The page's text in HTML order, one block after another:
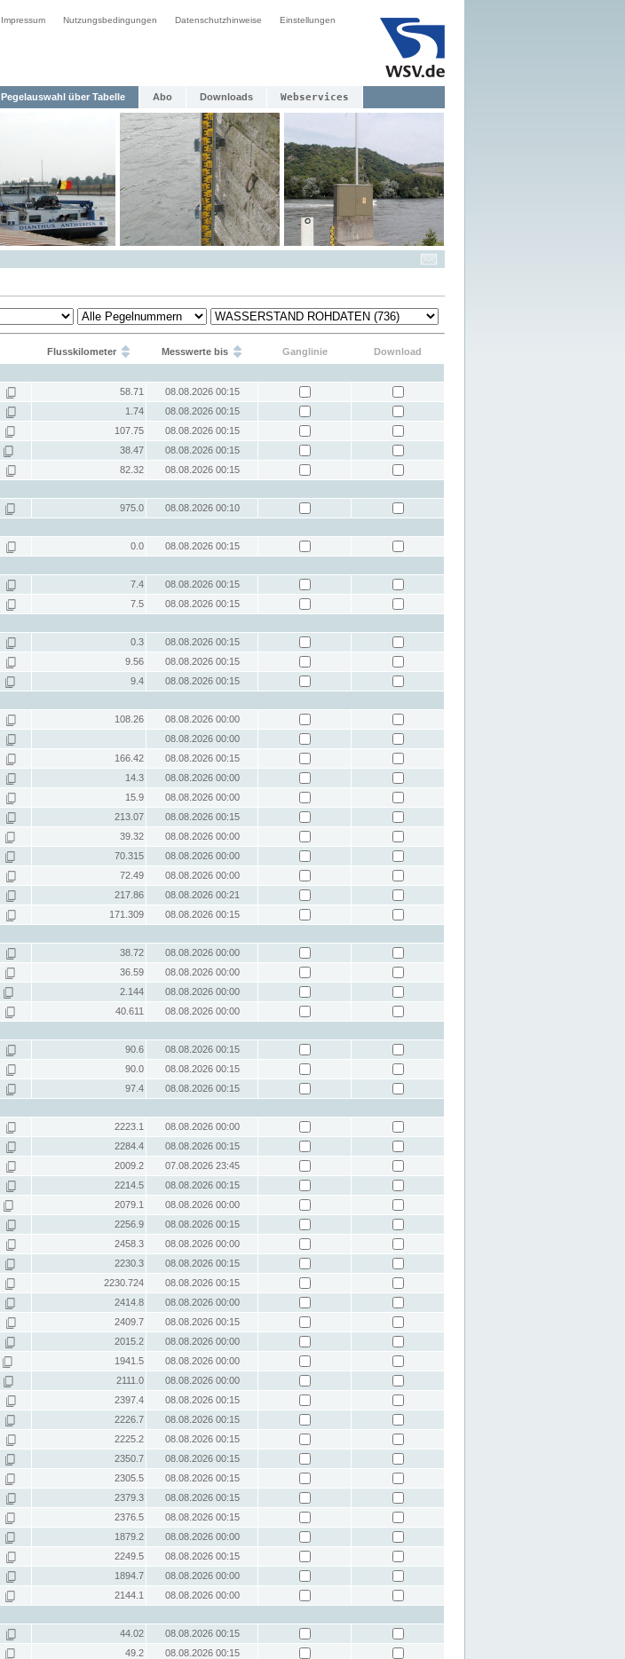
Impressum Nutzungsbedingungen Datenschutzhinweise Einstellungen
Pegelauswahl über Tabelle Abo Downloads Webservices
Flusskilometer Messwerte bis Ganglinie
Download
58.71
08.08.2026 00:15
1.74
08.08.2026 00:15
107.75
08.08.2026 00:15
38.47
08.08.2026 00:15
82.32
08.08.2026 00:15
975.0
08.08.2026 00:10
0.0
08.08.2026 00:15
7.4
08.08.2026 00:15
7.5
08.08.2026 00:15
0.3
08.08.2026 00:15
9.56
08.08.2026 00:15
9.4
08.08.2026 00:15
108.26
08.08.2026 00:00
08.08.2026 00:00
166.42
08.08.2026 00:15
14.3
08.08.2026 00:00
15.9
08.08.2026 00:00
213.07
08.08.2026 00:15
39.32
08.08.2026 00:00
70.315
08.08.2026 00:00
72.49
08.08.2026 00:00
217.86
08.08.2026 00:21
171.309
08.08.2026 00:15
38.72
08.08.2026 00:00
36.59
08.08.2026 00:00
2.144
08.08.2026 00:00
40.611
08.08.2026 00:00
90.6
08.08.2026 00:15
90.0
08.08.2026 00:15
97.4
08.08.2026 00:15
2223.1
08.08.2026 00:00
2284.4
08.08.2026 00:15
2009.2
07.08.2026 23:45
2214.5
08.08.2026 00:15
2079.1
08.08.2026 00:00
2256.9
08.08.2026 00:15
2458.3
08.08.2026 00:00
2230.3
08.08.2026 00:15
2230.724
08.08.2026 00:15
2414.8
08.08.2026 00:00
2409.7
08.08.2026 00:15
2015.2
08.08.2026 00:00
1941.5
08.08.2026 00:00
2111.0
08.08.2026 00:00
2397.4
08.08.2026 00:15
2226.7
08.08.2026 00:15
2225.2
08.08.2026 00:15
2350.7
08.08.2026 00:15
2305.5
08.08.2026 00:15
2379.3
08.08.2026 00:15
2376.5
08.08.2026 00:15
1879.2
08.08.2026 00:00
2249.5
08.08.2026 00:15
1894.7
08.08.2026 00:00
2144.1
08.08.2026 00:00
44.02
08.08.2026 00:15
49.2
08.08.2026 00:15